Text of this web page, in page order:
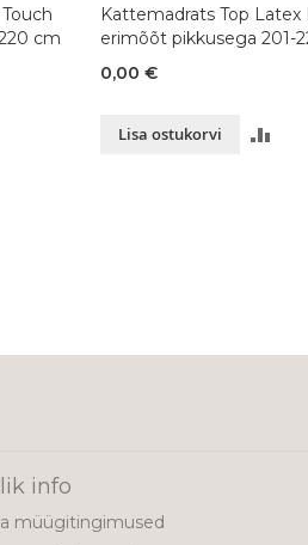
cm
Kattemadrats Top Latex
erimõõt pikkusega 201-
0,00 €
Lisa ostukorvi
info
müügitingimused